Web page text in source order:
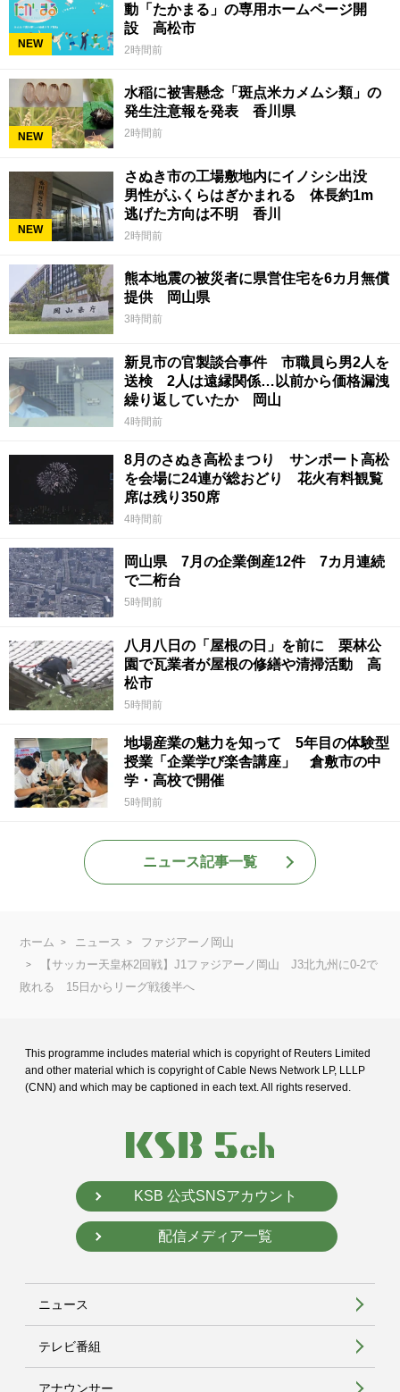
NEW
動「たかまる」の専用ホームページ開
設 高松市
2時間前
NEW
水稲に被害懸念「斑点米カメムシ類」の
発生注意報を発表 香川県
2時間前
NEW
さぬき市の工場敷地内にイノシシ出没
男性がふくらはぎかまれる 体長約1m
逃げた方向は不明 香川
2時間前
熊本地震の被災者に県営住宅を6カ月無償
提供 岡山県
3時間前
新見市の官製談合事件 市職員ら男2人を
送検 2人は遠縁関係…以前から価格漏洩
繰り返していたか 岡山
4時間前
8月のさぬき高松まつり サンポート高松
を会場に24連が総おどり 花火有料観覧
席は残り350席
4時間前
岡山県 7月の企業倒産12件 7カ月連続
で二桁台
5時間前
八月八日の「屋根の日」を前に 栗林公
園で瓦業者が屋根の修繕や清掃活動 高
松市
5時間前
地場産業の魅力を知って 5年目の体験型
授業「企業学び楽舎講座」 倉敷市の中
学・高校で開催
5時間前
ニュース記事一覧
ホーム ニュース
ファジアーノ岡山
【サッカー天皇杯2回戦】J1ファジアーノ岡山 J3北九州に0-2で
敗れる 15日からリーグ戦後半へ
This programme includes material which is copyright of Reuters Limited
and other material which is copyright of Cable News Network LP, LLLP
(CNN) and which may be captioned in each text. All rights reserved.
KSB 公式SNSアカウント
配信メディア一覧
ニュース
テレビ番組
アナウンサー